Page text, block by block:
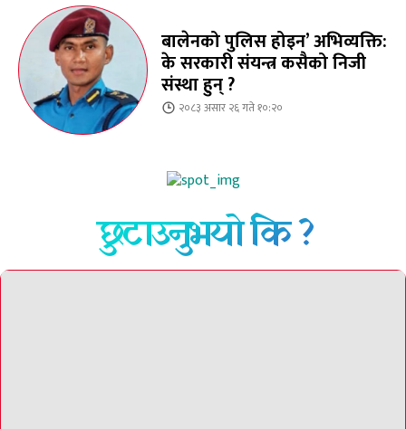
बालेनको पुलिस होइन’ अभिव्यक्ति:
के सरकारी संयन्त्र कसैको निजी
संस्था हुन् ?
२०८३ असार २६ गते १०:२०
छुटाउनुभयो कि ?